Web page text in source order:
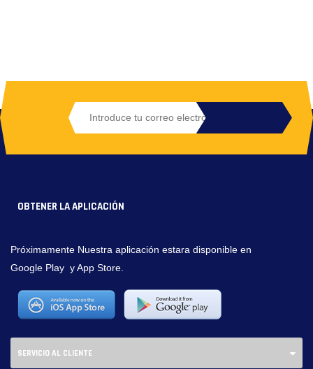
OBTENER LA APLICACIÓN
Próximamente Nuestra aplicación estara disponible en
Google Play y App Store.
SERVICIO AL CLIENTE